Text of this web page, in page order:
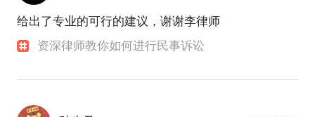
给出了专业的可行的建议，谢谢李律师
资深律师教你如何进行民事诉讼